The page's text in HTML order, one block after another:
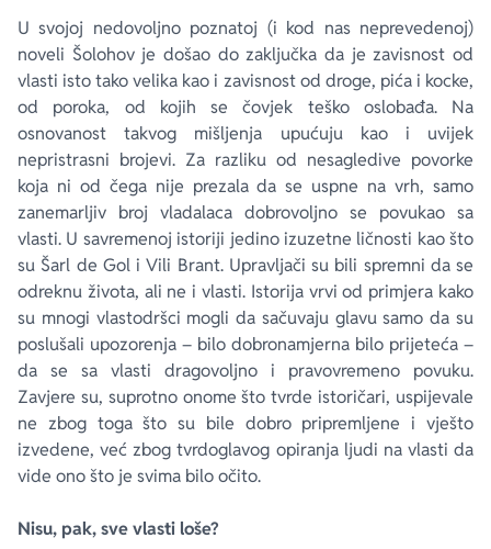
U svojoj nedovoljno poznatoj (i kod nas neprevedenoj)
noveli Šolohov je došao do zaključka da je zavisnost od
vlasti isto tako velika kao i zavisnost od droge, pića i kocke,
od poroka, od kojih se čovjek teško oslobađa. Na
osnovanost takvog mišljenja upućuju kao i uvijek
nepristrasni brojevi. Za razliku od nesagledive povorke
koja ni od čega nije prezala da se uspne na vrh, samo
zanemarljiv broj vladalaca dobrovoljno se povukao sa
vlasti. U savremenoj istoriji jedino izuzetne ličnosti kao što
su Šarl de Gol i Vili Brant. Upravljači su bili spremni da se
odreknu života, ali ne i vlasti. Istorija vrvi od primjera kako
su mnogi vlastodršci mogli da sačuvaju glavu samo da su
poslušali upozorenja – bilo dobronamjerna bilo prijeteća –
da se sa vlasti dragovoljno i pravovremeno povuku.
Zavjere su, suprotno onome što tvrde istoričari, uspijevale
ne zbog toga što su bile dobro pripremljene i vješto
izvedene, već zbog tvrdoglavog opiranja ljudi na vlasti da
vide ono što je svima bilo očito.
Nisu, pak, sve vlasti loše?